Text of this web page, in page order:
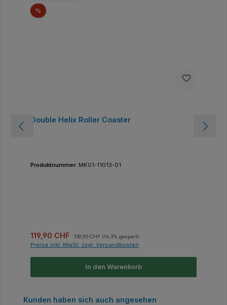
%Rabatt
Double Helix Roller Coaster
Produktnummer: MK01-11013-01
Verkaufspreis:
119,90 CHF 139,90 CHF (14.3% gespart)
Preise inkl. MwSt. zzgl. Versandkosten
In den Warenkorb
Produktgalerie überspringen
Kunden haben sich auch angesehen